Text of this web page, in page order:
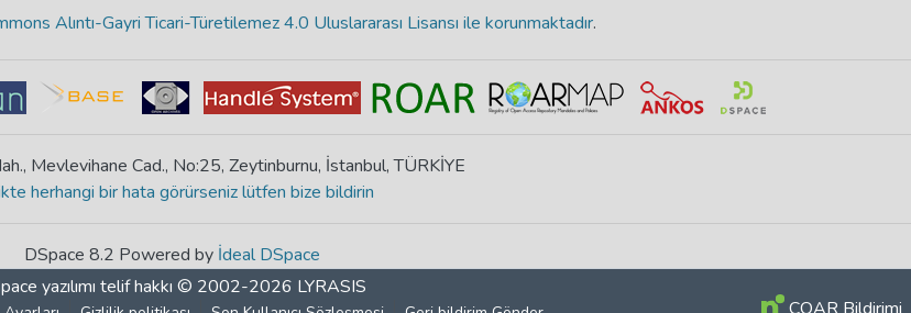
Alıntı-Gayri Ticari-Türetilemez 4.0 Uluslararası Lisansı ile korunmaktadır.
Mevlevihane Cad., No:25, Zeytinburnu, İstanbul, TÜRKİYE
herhangi bir hata görürseniz lütfen bize bildirin
DSpace 8.2 Powered by İdeal DSpace
yazılımı telif hakkı © 2002-2026 LYRASIS